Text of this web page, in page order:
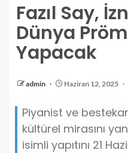
Fazıl Say,
Dünya
Yapacak
admin Haziran 12, 2025
Piyanist ve bestekar
kültürel mirasını
isimli yapıtını 21